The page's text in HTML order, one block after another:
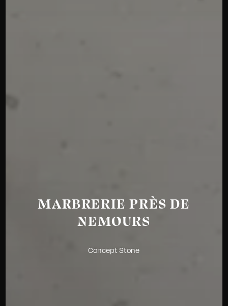
MARBRERIE PRÈS DE
NEMOURS
Concept Stone